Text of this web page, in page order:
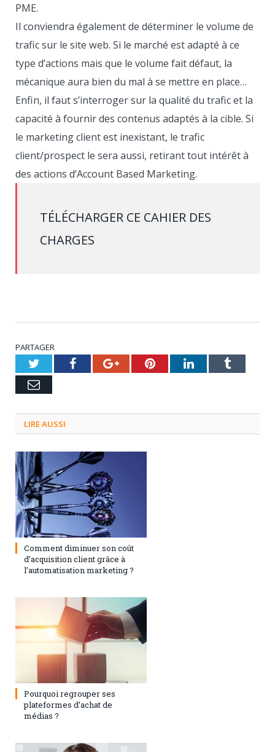
PME.
Il conviendra également de déterminer le volume de
trafic sur le site web. Si le marché est adapté à ce
type d’actions mais que le volume fait défaut, la
mécanique aura bien du mal à se mettre en place…
Enfin, il faut s’interroger sur la qualité du trafic et la
capacité à fournir des contenus adaptés à la cible. Si
le marketing client est inexistant, le trafic
client/prospect le sera aussi, retirant tout intérêt à
des actions d’Account Based Marketing.
TÉLÉCHARGER CE CAHIER DES
CHARGES
PARTAGER
TwitterFacebookGoogle+PinterestLinkedInTumblr
Email
LIRE AUSSI
9 mars 2018
Comment diminuer son coût
d’acquisition client grâce à
l’automatisation marketing ?
8 janvier 2018
Pourquoi regrouper ses
plateformes d’achat de
médias ?